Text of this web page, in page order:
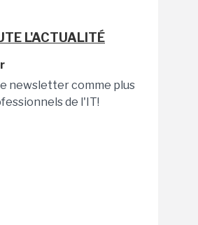
L'ACTUALITÉ
newsletter comme plus
de l'IT!